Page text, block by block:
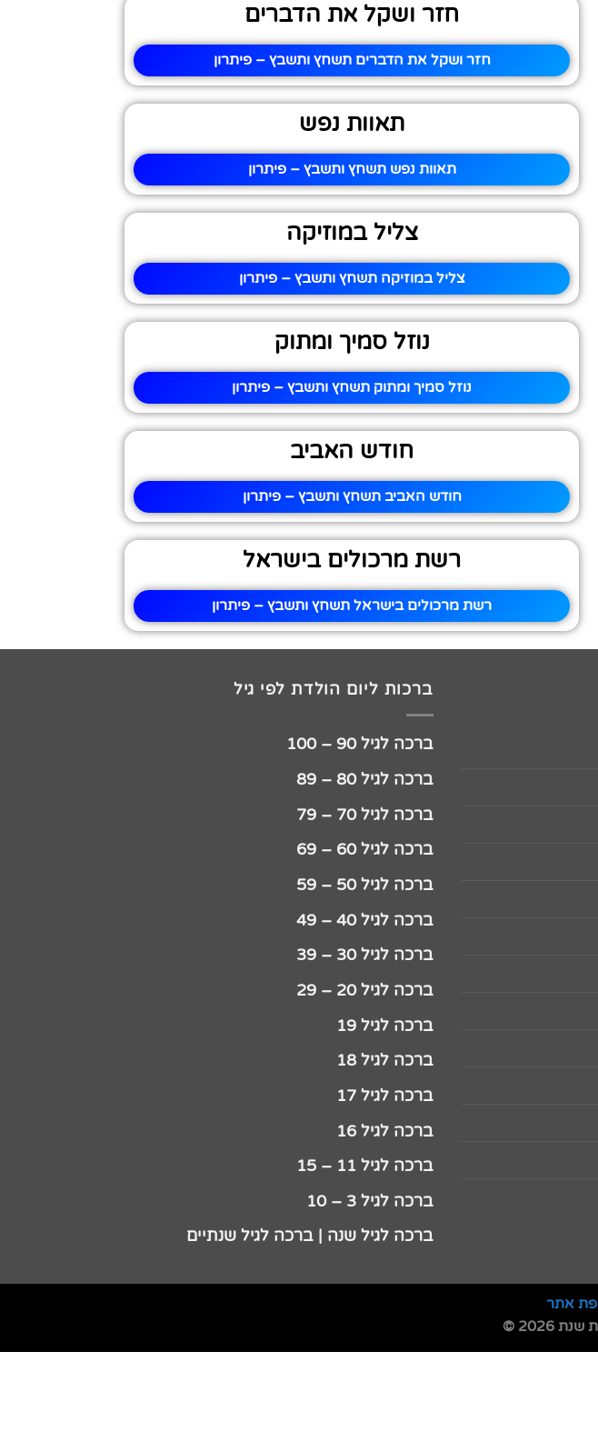
חזר ושקל את הדברים
חזר ושקל את הדברים תשחץ ותשבץ – פיתרון
תאוות נפש
תאוות נפש תשחץ ותשבץ – פיתרון
צליל במוזיקה
צליל במוזיקה תשחץ ותשבץ – פיתרון
נוזל סמיך ומתוק
נוזל סמיך ומתוק תשחץ ותשבץ – פיתרון
חודש האביב
חודש האביב תשחץ ותשבץ – פיתרון
רשת מרכולים בישראל
רשת מרכולים בישראל תשחץ ותשבץ – פיתרון
ברכות ליום הולדת לפי גיל
ברכה לגיל 90 – 100
ברכה לגיל 80 – 89
ברכה לגיל 70 – 79
ברכה לגיל 60 – 69
ברכה לגיל 50 – 59
ברכה לגיל 40 – 49
ברכה לגיל 30 – 39
ברכה לגיל 20 – 29
ברכה לגיל 19
ברכה לגיל 18
ברכה לגיל 17
ברכה לגיל 16
ברכה לגיל 11 – 15
ברכה לגיל 3 – 10
ברכה לגיל שנה | ברכה לגיל שנתיים
אתר
2026 ©